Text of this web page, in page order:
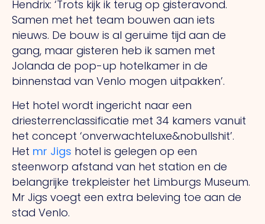
Hendrix: ‘Trots kijk ik terug op gisteravond.
Samen met het team bouwen aan iets
nieuws. De bouw is al geruime tijd aan de
gang, maar gisteren heb ik samen met
Jolanda de pop-up hotelkamer in de
binnenstad van Venlo mogen uitpakken’.
Het hotel wordt ingericht naar een
driesterrenclassificatie met 34 kamers vanuit
het concept ‘onverwachteluxe&nobullshit’.
Het mr Jigs hotel is gelegen op een
steenworp afstand van het station en de
belangrijke trekpleister het Limburgs Museum.
Mr Jigs voegt een extra beleving toe aan de
stad Venlo.